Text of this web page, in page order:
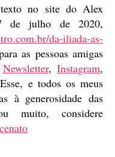
no site do Alex
de julho de 2020,
da-iliada-as-
as pessoas amigas
Newsletter,Instagram,
e todos os meus
à generosidade das
muito, considere